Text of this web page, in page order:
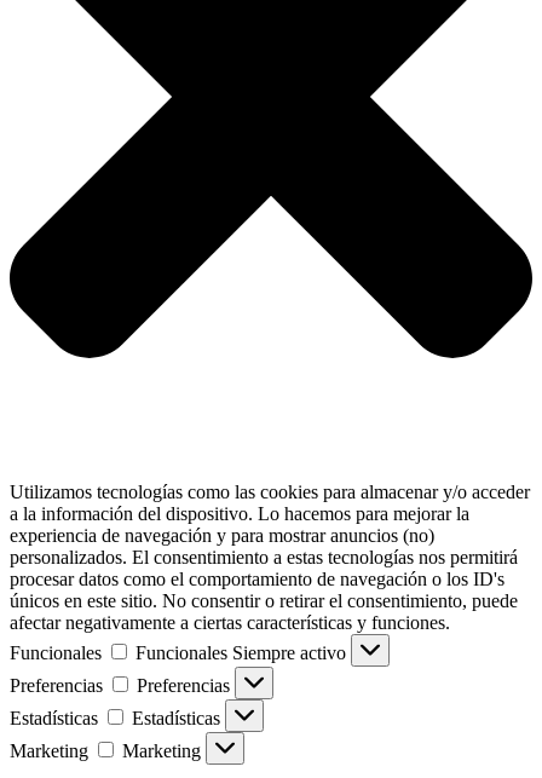
Utilizamos tecnologías como las cookies para almacenar y/o acceder
a la información del dispositivo. Lo hacemos para mejorar la
experiencia de navegación y para mostrar anuncios (no)
personalizados. El consentimiento a estas tecnologías nos permitirá
procesar datos como el comportamiento de navegación o los ID's
únicos en este sitio. No consentir o retirar el consentimiento, puede
afectar negativamente a ciertas características y funciones.
Funcionales
Funcionales Siempre activo
Preferencias
Preferencias
Estadísticas
Estadísticas
Marketing
Marketing